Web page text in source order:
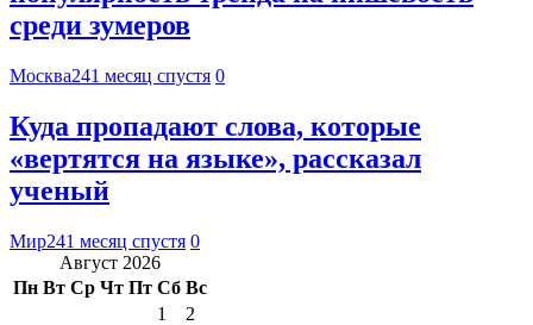
среди зумеров
Москва241 месяц спустя 0
Куда пропадают слова, которые
«вертятся на языке», рассказал
ученый
Мир241 месяц спустя 0
Август 2026
Пн Вт Ср Чт Пт Сб Вс
1
2